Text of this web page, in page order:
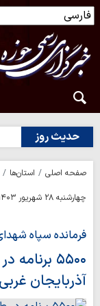
حدیث روز
تلخی حق
صفحه اصلی استان‌ها
چهارشنبه ۲۸ شهریور ۱۴۰۳ - ۲۰:۰۳
فرمانده سپاه
۵۵٠٠
آذربایجان